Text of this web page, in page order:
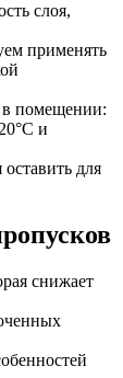
слоя,
применять
в помещении:
и
для
снижает